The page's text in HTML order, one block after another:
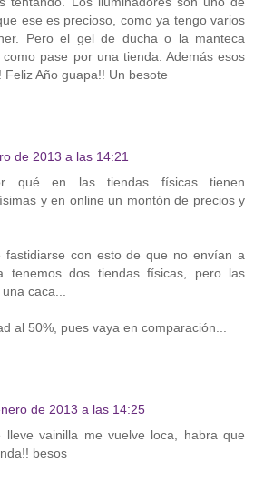
ese es precioso, como ya tengo varios
Pero el gel de ducha o la manteca
pase por una tienda. Además esos
Año guapa!! Un besote
de 2013 a las 14:21
qué en las tiendas físicas tienen
y en online un montón de precios y
fastidiarse con esto de que no envían a
tenemos dos tiendas físicas, pero las
caca...
al 50%, pues vaya en comparación...
de 2013 a las 14:25
vainilla me vuelve loca, habra que
besos